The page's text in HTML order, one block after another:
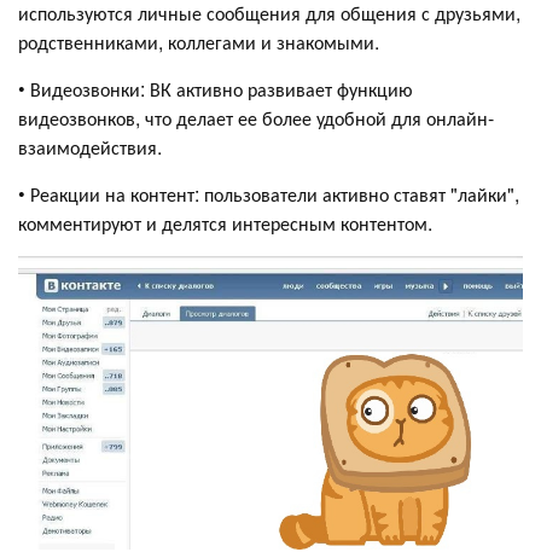
используются личные сообщения для общения с друзьями,
родственниками, коллегами и знакомыми.
• Видеозвонки: ВК активно развивает функцию
видеозвонков, что делает ее более удобной для онлайн-
взаимодействия.
• Реакции на контент: пользователи активно ставят "лайки",
комментируют и делятся интересным контентом.